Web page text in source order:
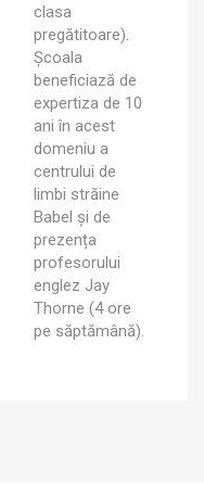
clasa
pregătitoare).
Școala
beneficiază de
expertiza de 10
ani în acest
domeniu a
centrului de
limbi străine
Babel și de
prezența
profesorului
englez Jay
Thorne (4 ore
pe săptămână).